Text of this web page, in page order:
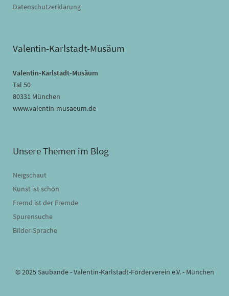
Datenschutzerklärung
Valentin-Karlstadt-Musäum
Valentin-Karlstadt-Musäum
Tal 50
80331 München
www.valentin-musaeum.de
Unsere Themen im Blog
Neigschaut
Kunst ist schön
Fremd ist der Fremde
Spurensuche
Bilder-Sprache
© 2025 Saubande - Valentin-Karlstadt-Förderverein e.V. - München